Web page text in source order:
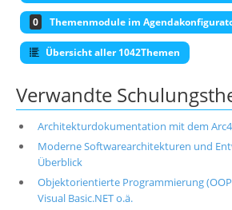
0 Themenmodule im
Übersicht aller 1042Themen
Verwandte
Architekturdokumentation mit dem
Moderne Softwarearchitekturen und
Überblick
Objektorientierte Programmierung
Visual Basic.NET o.ä.